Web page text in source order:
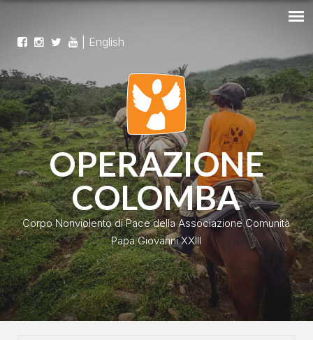
English
OPERAZIONE
COLOMBA
Corpo Nonviolento di Pace della Associazione Comunità
Papa Giovanni XXIII